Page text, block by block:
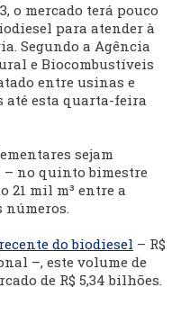
o mercado terá pouco
para atender à
Segundo a Agência
e Biocombustíveis
entre usinas e
até esta quarta-feira
sejam
– no quinto bimestre
21 mil m³ entre a
números.
do biodiesel – R$
–, este volume de
de R$ 5,34 bilhões.